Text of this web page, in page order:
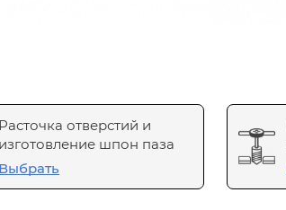
отверстий и
шпон паза